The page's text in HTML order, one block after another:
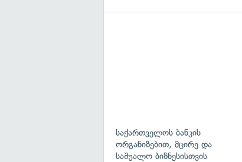
საქართველოს ბანკის
ორგანიზებით, მცირე და
საშუალო ბიზნესისთვის